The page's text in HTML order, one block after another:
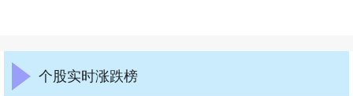
个股实时涨跌榜